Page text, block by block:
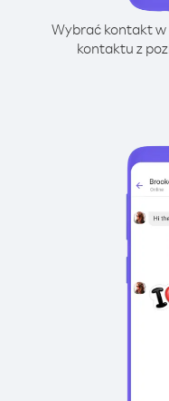
Wybrać kontakt
kontaktu z